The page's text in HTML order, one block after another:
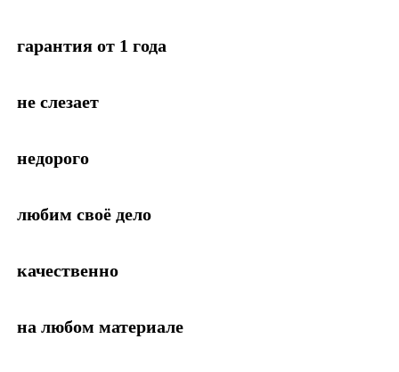
гарантия от 1 года
не слезает
недорого
любим своё дело
качественно
на любом материале